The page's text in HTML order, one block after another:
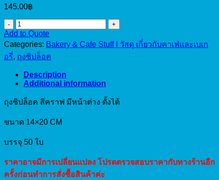
145.00฿
ถุง
ซิป
ล็อค
คราฟ
มีหน้า
ต่าง
ตั้ง
14x20cm
quantity
Add to Quote
Categories: Bakery & Cafe Stuff | วัสดุ เกี่ยวกับคาเฟ่และเบเก
อรี่, ถุงซิปล็อค
Description
Additional information
ถุงซิปล็อค สีคราฟ มีหน้าต่าง ตั้งได้
ขนาด 14×20 CM
บรรจุ 50 ใบ
ราคาอาจมีการเปลี่ยนแปลง โปรดตรวจสอบราคากับทางร้านอีก
ครั้งก่อนทำการสั่งซื้อสินค้าค่ะ